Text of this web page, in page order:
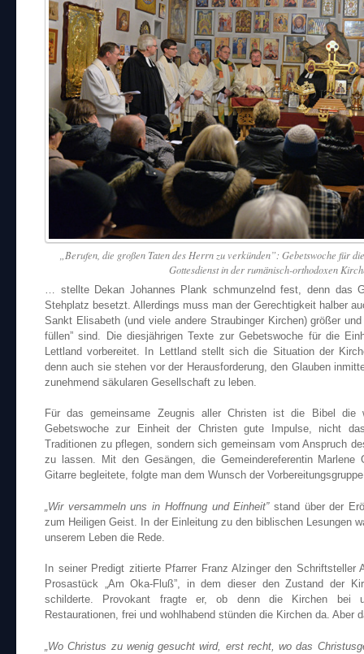
„Berufen, die großen Taten des Herrn zu verkünden”: Gebetswoche für
Gottesdienst in der rumänisch-orthodoxen
… stellte Dekan Johannes Plank schmunzelnd fest, denn das
Stehplatz besetzt. Allerdings muss man der Gerechtigkeit halber
Sankt Elisabeth (und viele andere Straubinger Kirchen) größer
füllen” sind. Die diesjährigen Texte zur Gebetswoche für die
Lettland vorbereitet. In Lettland stellt sich die Situation der
denn auch sie stehen vor der Herausforderung, den Glauben
zunehmend säkularen Gesellschaft zu leben.
Für das gemeinsame Zeugnis aller Christen ist die Bibel
Gebetswoche zur Einheit der Christen gute Impulse, nicht
Traditionen zu pflegen, sondern sich gemeinsam vom Anspruch
zu lassen. Mit den Gesängen, die Gemeindereferentin Marlene
Gitarre begleitete, folgte man dem Wunsch der
„Wir versammeln uns in Hoffnung und Einheit”stand über der
zum Heiligen Geist. In der Einleitung zu den biblischen Lesungen
unserem Leben die Rede.
In seiner Predigt zitierte Pfarrer Franz Alzinger den Schriftsteller
Prosastück „Am Oka-Fluß”, in dem dieser den Zustand der
schilderte. Provokant fragte er, ob denn die Kirchen bei
Restaurationen, frei und wohlhabend stünden die Kirchen da. Aber
„Wo Christus zu wenig gesucht wird, erst recht, wo das